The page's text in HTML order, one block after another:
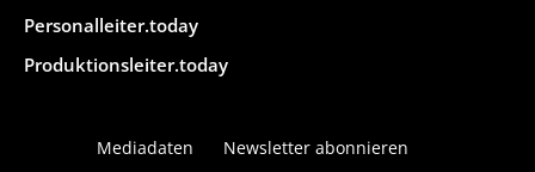
Personalleiter.today
Produktionsleiter.today
Mediadaten
Newsletter abonnieren